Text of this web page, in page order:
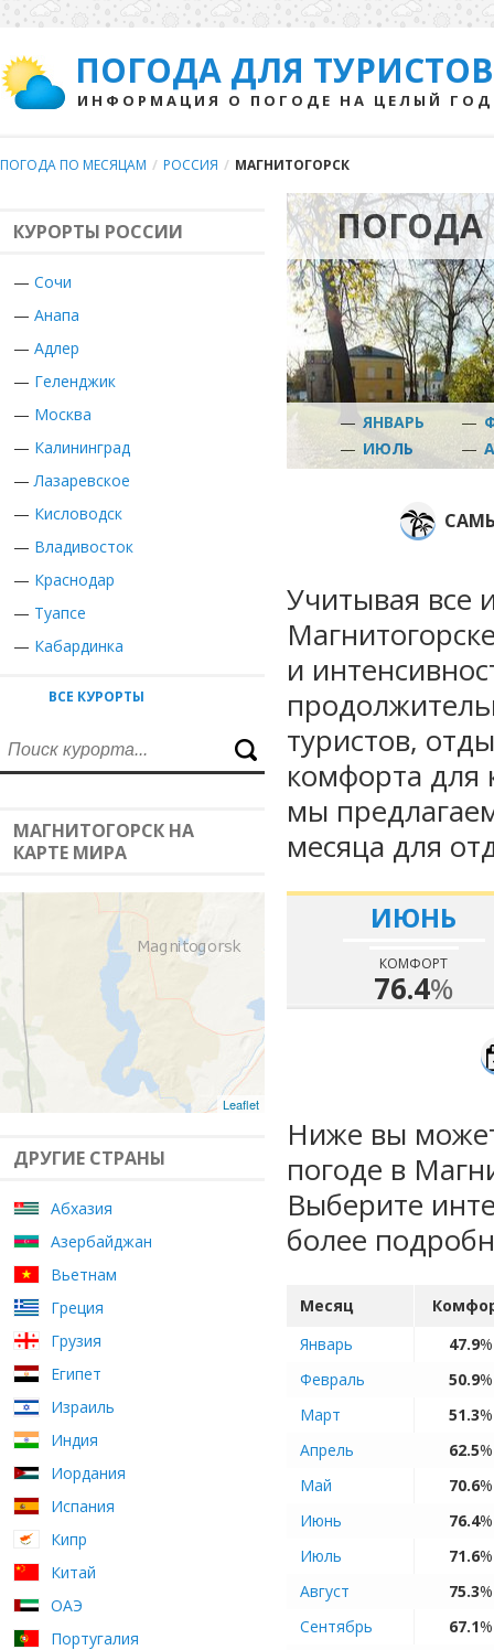
ПОГОДА ДЛЯ ТУРИСТОВ
ИНФОРМАЦИЯ О ПОГОДЕ НА ЦЕЛЫЙ ГОД
ПОГОДА ПО МЕСЯЦАМ / РОССИЯ / МАГНИТОГОРСК
КУРОРТЫ РОССИИ
— Сочи
— Анапа
— Адлер
— Геленджик
— Москва
— Калининград
—Лазаревское
— Кисловодск
— Владивосток
— Краснодар
— Туапсе
— Кабардинка
ВСЕ КУРОРТЫ
МАГНИТОГОРСК НА
КАРТЕ МИРА
Leaflet
ДРУГИЕ СТРАНЫ
Абхазия
Азербайджан
Вьетнам
Греция
Грузия
Египет
Израиль
Индия
Иордания
Испания
Кипр
Китай
ОАЭ
Португалия
ПОГОДА
—ЯНВАРЬ —
— ИЮЛЬ —
Учитывая все
и
туристов,
комфорта для
мы
месяца для
ИЮНЬ
КОМФОРТ
76.4%
Ниже вы
погоде в
Выберите
более
Месяц
Январь
47.9%
Февраль
50.9%
Март
51.3%
Апрель
62.5%
Май
70.6%
Июнь
76.4%
Июль
71.6%
Август
75.3%
Сентябрь
67.1%